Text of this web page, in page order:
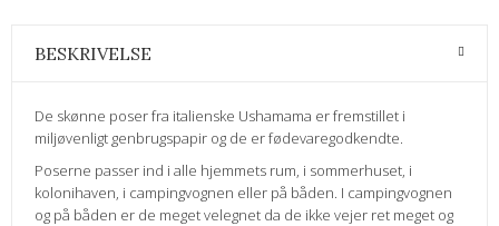
BESKRIVELSE
De skønne poser fra italienske Ushamama er fremstillet i
miljøvenligt genbrugspapir og de er fødevaregodkendte.
Poserne passer ind i alle hjemmets rum, i sommerhuset, i
kolonihaven, i campingvognen eller på båden. I campingvognen
og på båden er de meget velegnet da de ikke vejer ret meget og